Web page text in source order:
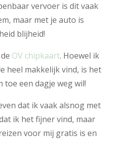
vervoer is dit vaak
maar met je auto is
blijheid!
OV chipkaart. Hoewel ik
heel makkelijk vind, is het
toe een dagje weg wil!
dat ik vaak alsnog met
ik het fijner vind, maar
voor mij gratis is en